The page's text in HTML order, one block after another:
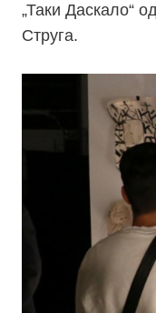
„Таки Даскало“
Струга.